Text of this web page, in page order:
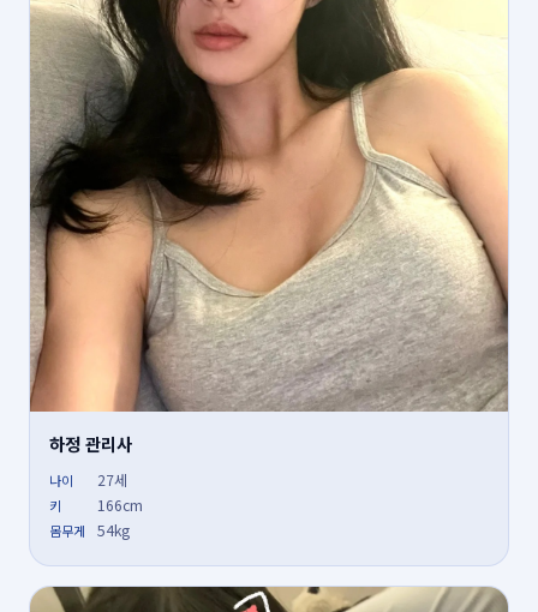
하정 관리사
나이 27세
키 166cm
몸무게 54kg